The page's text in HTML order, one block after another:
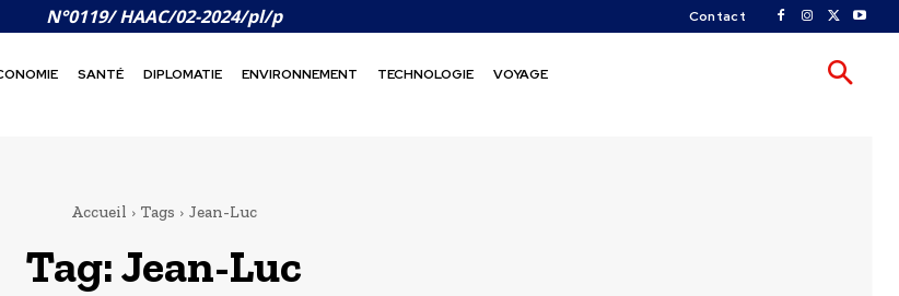
N°0119/ HAAC/02-2024/pl/p Contact
SANTÉ DIPLOMATIE ENVIRONNEMENT TECHNOLOGIE VOYAGE
Accueil Tags Jean-Luc
Tag:Jean-Luc